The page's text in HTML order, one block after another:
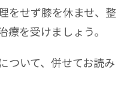
をせず膝を休ませ、整
を受けましょう。
ついて、併せてお読み